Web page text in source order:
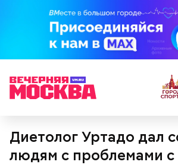
Диетолог Уртадо дал
людям с проблемами
брынза;
растительное масло;
помидоры черри либо
беременным, кормящим
людям с ослабленной иммунной
пожилым;